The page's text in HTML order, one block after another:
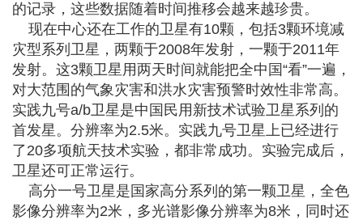
的记录，这些数据随着时间推移会越来越珍贵。
现在中心还在工作的卫星有10颗，包括3颗环境减
灾型系列卫星，两颗于2008年发射，一颗于2011年
发射。这3颗卫星用两天时间就能把全中国“看”一遍，
对大范围的气象灾害和洪水灾害预警时效性非常高。
实践九号a/b卫星是中国民用新技术试验卫星系列的
首发星。分辨率为2.5米。实践九号卫星上已经进行
了20多项航天技术实验，都非常成功。实验完成后，
卫星还可正常运行。
高分一号卫星是国家高分系列的第一颗卫星，全色
影像分辨率为2米，多光谱影像分辨率为8米，同时还